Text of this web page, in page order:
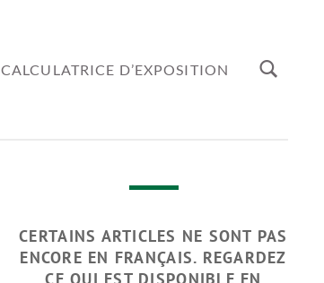
CALCULATRICE D’EXPOSITION
CERTAINS ARTICLES NE SONT PAS
ENCORE EN FRANÇAIS. REGARDEZ